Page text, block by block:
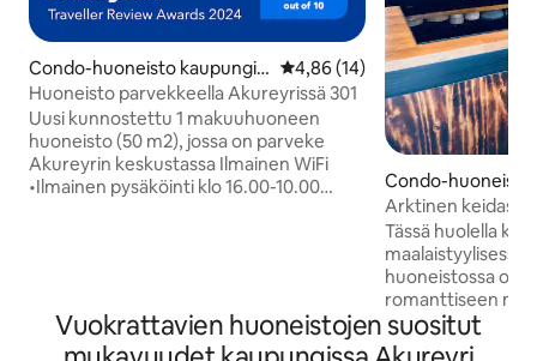
Condo-huoneisto kaupungis
sa Akureyri
Keskimääräinen arvio 4,86/5,
4,86 (14)
Huoneisto parvekkeella Akureyrissä 301
Uusi kunnostettu 1 makuuhuoneen
huoneisto (50 m2), jossa on parveke
Akureyrin keskustassa Ilmainen WiFi
•Ilmainen pysäköinti klo 16.00-10.00
baareihin/kahviloihin ja nähtävyyksiin
Useimmat nähtävyydet ja retket ovat 5
Condo-huoneisto
sa Akureyri
Arktinen keidas
Tässä huolella
maalaistyylisessä
huoneistossa on
romanttiseen
Akureyrissä.
ilmainen WiFi,
Vuokrattavien huoneistojen suositut